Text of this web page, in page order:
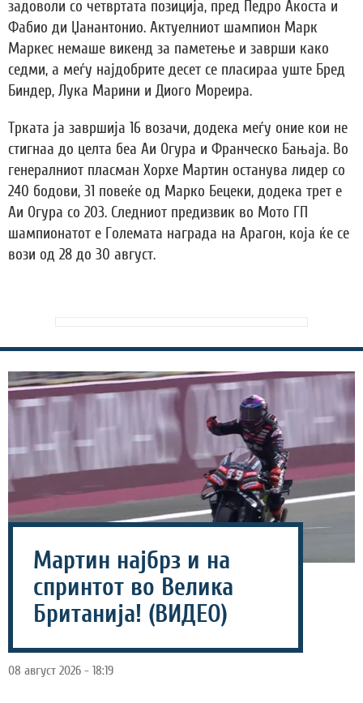
задоволи со четвртата позиција, пред Педро Акоста и
Фабио ди Џанантонио. Актуелниот шампион Марк
Маркес немаше викенд за паметење и заврши како
седми, а меѓу најдобрите десет се пласираа уште Бред
Биндер, Лука Марини и Диого Мореира.
Трката ја завршија 16 возачи, додека меѓу оние кои не
стигнаа до целта беа Аи Огура и Франческо Бањаја. Во
генералниот пласман Хорхе Мартин останува лидер со
240 бодови, 31 повеќе од Марко Бецеки, додека трет е
Аи Огура со 203. Следниот предизвик во Мото ГП
шампионатот е Големата награда на Арагон, која ќе се
вози од 28 до 30 август.
Мартин најбрз и на
спринтот во Велика
Британија! (ВИДЕО)
08 август 2026 - 18:19